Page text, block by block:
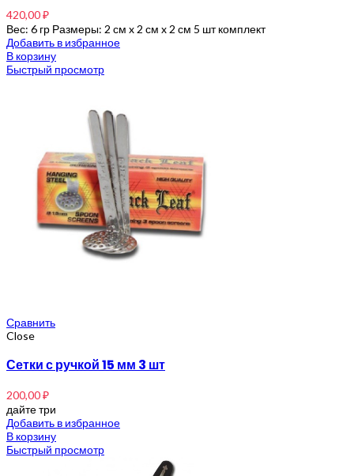
420,00₽
Вес: 6 гр Размеры: 2 см x 2 см x 2 см 5 шт комплект
Добавить в избранное
В корзину
Быстрый просмотр
Сравнить
Close
Сетки с ручкой 15 мм 3 шт
200,00₽
дайте три
Добавить в избранное
В корзину
Быстрый просмотр